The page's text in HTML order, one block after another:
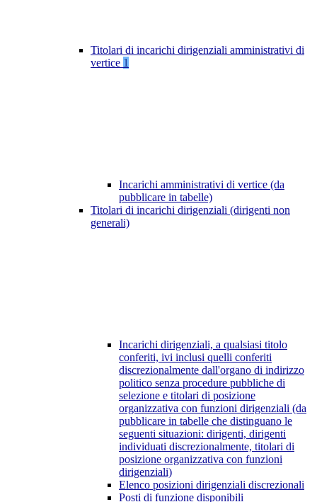
Titolari di incarichi dirigenziali amministrativi di
vertice 1
Incarichi amministrativi di vertice (da
pubblicare in tabelle)
Titolari di incarichi dirigenziali (dirigenti non
generali)
Incarichi dirigenziali, a qualsiasi titolo
conferiti, ivi inclusi quelli conferiti
discrezionalmente dall'organo di indirizzo
politico senza procedure pubbliche di
selezione e titolari di posizione
organizzativa con funzioni dirigenziali (da
pubblicare in tabelle che distinguano le
seguenti situazioni: dirigenti, dirigenti
individuati discrezionalmente, titolari di
posizione organizzativa con funzioni
dirigenziali)
Elenco posizioni dirigenziali discrezionali
Posti di funzione disponibili